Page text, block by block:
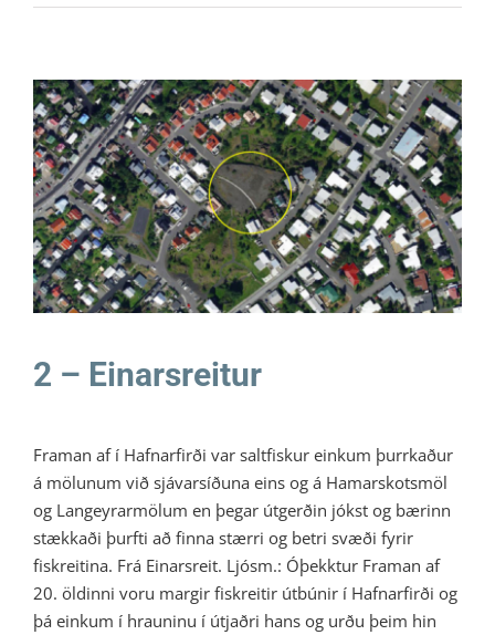
2 – Einarsreitur
Litli Ratleikur 2021
2 – Einarsreitur
Framan af í Hafnarfirði var saltfiskur einkum þurrkaður
á mölunum við sjávarsíðuna eins og á Hamarskotsmöl
og Langeyrarmölum en þegar útgerðin jókst og bærinn
stækkaði þurfti að finna stærri og betri svæði fyrir
fiskreitina. Frá Einarsreit. Ljósm.: Óþekktur Framan af
20. öldinni voru margir fiskreitir útbúnir í Hafnarfirði og
þá einkum í hrauninu í útjaðri hans og urðu þeim hin